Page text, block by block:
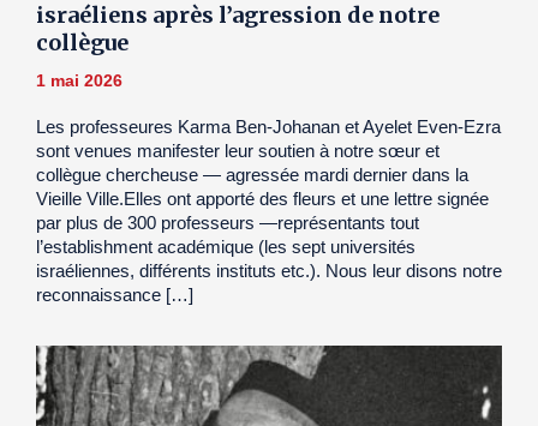
israéliens après l’agression de notre
collègue
1 mai 2026
Les professeures Karma Ben-Johanan et Ayelet Even-Ezra
sont venues manifester leur soutien à notre sœur et
collègue chercheuse — agressée mardi dernier dans la
Vieille Ville.Elles ont apporté des fleurs et une lettre signée
par plus de 300 professeurs —représentants tout
l’establishment académique (les sept universités
israéliennes, différents instituts etc.). Nous leur disons notre
reconnaissance […]